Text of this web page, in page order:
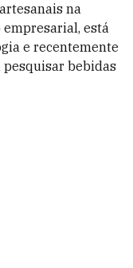
na
está
e recentemente
bebidas